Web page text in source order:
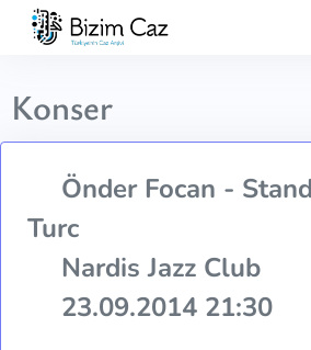
Konser
Önder Focan -
Turc
Nardis Jazz Club
23.09.2014 21:30